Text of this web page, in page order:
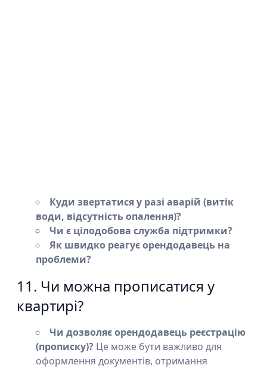
Куди звертатися у разі аварій (витік
води, відсутність опалення)?
Чи є цілодобова служба підтримки?
Як швидко реагує орендодавець на
проблеми?
11. Чи можна прописатися у
квартирі?
Чи дозволяє орендодавець реєстрацію
(прописку)? Це може бути важливо для
оформлення документів, отримання